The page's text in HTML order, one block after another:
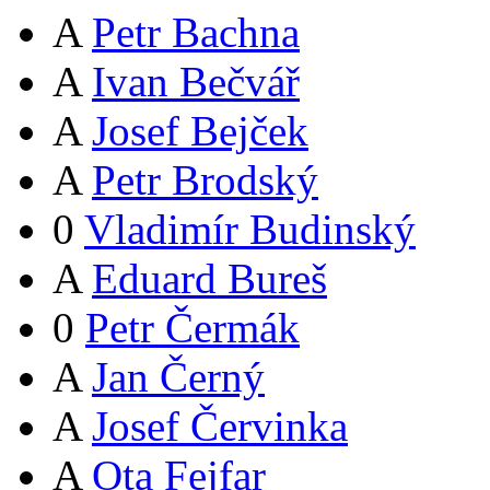
A Petr Bachna
A Ivan Bečvář
A Josef Bejček
A Petr Brodský
0 Vladimír Budinský
A Eduard Bureš
0 Petr Čermák
A Jan Černý
A Josef Červinka
A Ota Fejfar